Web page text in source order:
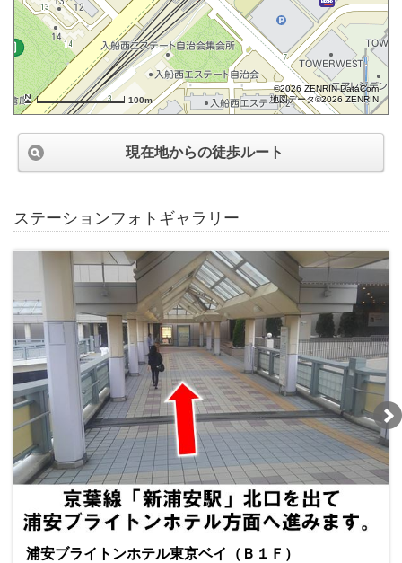
100m
©2026 ZENRIN DataCom
地図データ©2026 ZENRIN
現在地からの徒歩ルート
ステーションフォトギャラリー
浦安ブライトンホテル東京ベイ（Ｂ１Ｆ）